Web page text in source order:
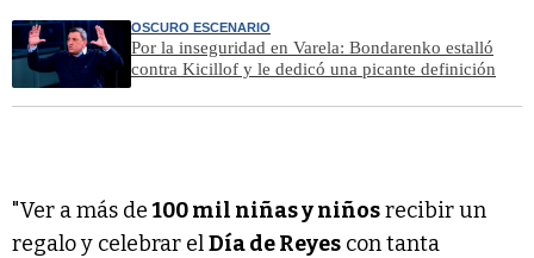
OSCURO ESCENARIO
Por la inseguridad en Varela: Bondarenko estalló
contra Kicillof y le dedicó una picante definición
"Ver a más de100 mil niñas y niñosrecibir un
regalo y celebrar elDía de Reyes con tanta